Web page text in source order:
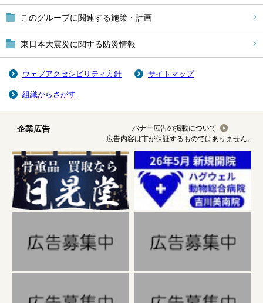
このグループに関連する施策・計画
東日本大震災に関する防災情報
ウェブアクセシビリティ方針 サイトマップ
組織からさがす
企業広告
バナー広告の掲載について
広告内容は市が保証するものではありません。